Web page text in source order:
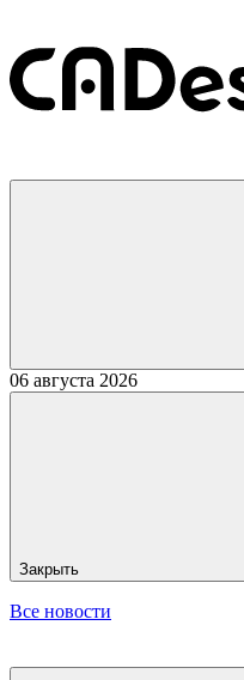
06 августа 2026
Закрыть
Все новости